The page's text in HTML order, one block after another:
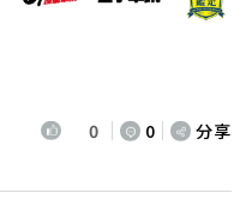
0 0 分享